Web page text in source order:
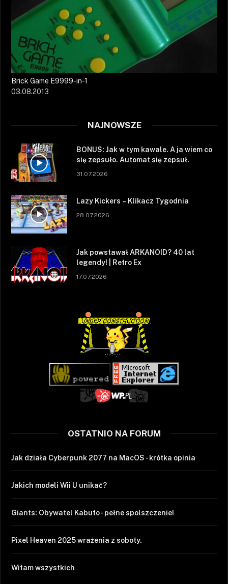
Brick Game E9999-in-1
03.08.2013
NAJNOWSZE
BONUS: Jak w tym kawale. A ja wiem co
się zepsuło. Automat się zepsuł.
31.07.2026
Lazy Kickers – Klikacz Tygodnia
28.07.2026
Jak powstawał ARKANOID? 40 lat
legendy! | Retro Ex
17.07.2026
OSTATNIO NA FORUM
Jak działa Cyberpunk 2077 na MacOS - krótka opinia
Jakich modeli Wii U unikać?
Giants: Obywatel Kabuto - pełne spolszczenie!
Pixel Heaven 2025 wrażenia z soboty.
Witam wszystkich